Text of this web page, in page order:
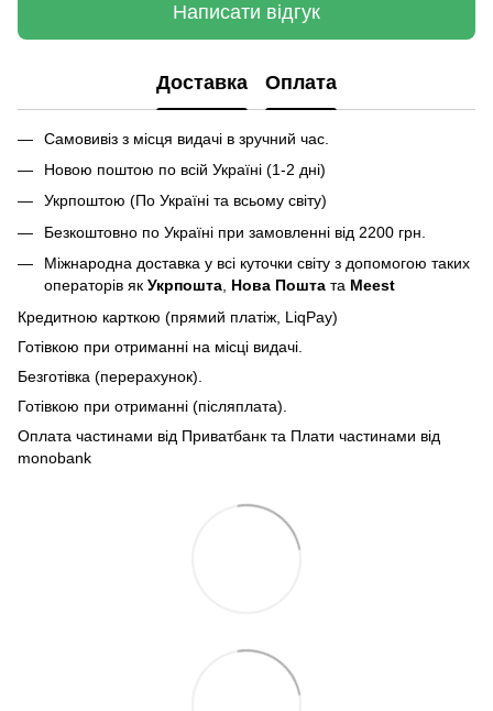
Написати відгук
Доставка Оплата
Самовивіз з місця видачі в зручний час.
Новою поштою по всій Україні (1-2 дні)
Укрпоштою (По Україні та всьому світу)
Безкоштовно по Україні при замовленні від 2200 грн.
Міжнародна доставка у всі куточки світу з допомогою таких
операторів як Укрпошта Нова Пошта та Meest
Кредитною карткою (прямий платіж, LiqPay)
Готівкою при отриманні на місці видачі.
Безготівка (перерахунок).
Готівкою при отриманні (післяплата).
Оплата частинами від Приватбанк та Плати частинами від
monobank